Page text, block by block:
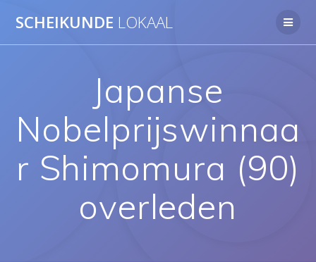
naar
SCHEIKUNDE LOKAAL
Japanse
Nobelprijswinnaa
r Shimomura (90)
overleden